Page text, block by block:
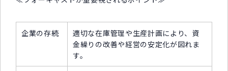
企業の存続
適切な在庫管理や生産計画により、資
金繰りの改善や経営の安定化が図れま
す。